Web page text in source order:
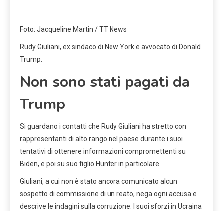
Foto: Jacqueline Martin / TT News
Rudy Giuliani, ex sindaco di New York e avvocato di Donald
Trump.
Non sono stati pagati da
Trump
Si guardano i contatti che Rudy Giuliani ha stretto con
rappresentanti di alto rango nel paese durante i suoi
tentativi di ottenere informazioni compromettenti su
Biden, e poi su suo figlio Hunter in particolare.
Giuliani, a cui non è stato ancora comunicato alcun
sospetto di commissione di un reato, nega ogni accusa e
descrive le indagini sulla corruzione. I suoi sforzi in Ucraina